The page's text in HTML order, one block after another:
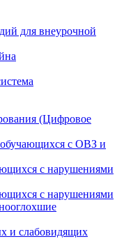
для внеурочной
(Цифровое
обучающихся с ОВЗ и
с нарушениями
с нарушениями
и слабовидящих